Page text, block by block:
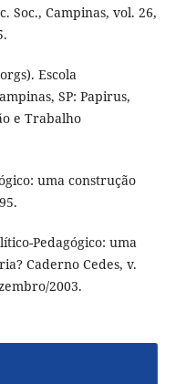
Soc., Campinas, vol. 26,
Escola
SP: Papirus,
e Trabalho
uma construção
Pedagógico: uma
Caderno Cedes, v.
2003.